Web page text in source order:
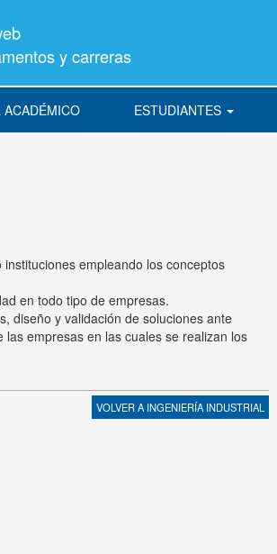
y carreras
ACADÉMICO ESTUDIANTES
empleando los conceptos
en todo tipo de empresas.
diseño y validación de soluciones ante
empresas en las cuales se realizan los
VOLVER A INGENIERÍA INDUSTRIAL